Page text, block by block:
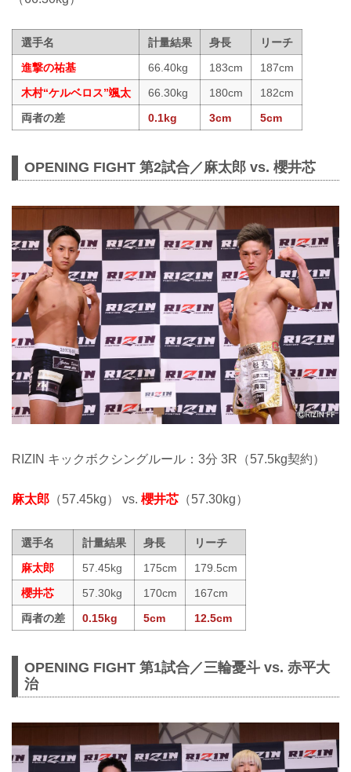
選手名 計量結果 身長
リーチ
進撃の祐基
66.40kg 183cm
187cm
木村“ケルベロス”颯太
66.30kg 180cm
182cm
両者の差
0.1kg 3cm 5cm
OPENING FIGHT 第2試合／麻太郎 vs. 櫻井芯
RIZIN キックボクシングルール：3分 3R（57.5kg契約）
麻太郎 （57.45kg） vs. 櫻井芯 （57.30kg）
選手名 計量結果 身長
リーチ
麻太郎
57.45kg 175cm
179.5cm
櫻井芯
57.30kg 170cm
167cm
両者の差
0.15kg 5cm 12.5cm
OPENING FIGHT 第1試合／三輪憂斗 vs. 赤平大
治